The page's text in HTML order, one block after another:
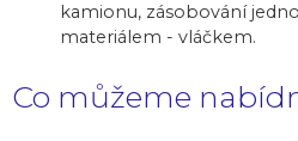
kamionu, zásobování
materiálem - vláčkem.
Co můžeme